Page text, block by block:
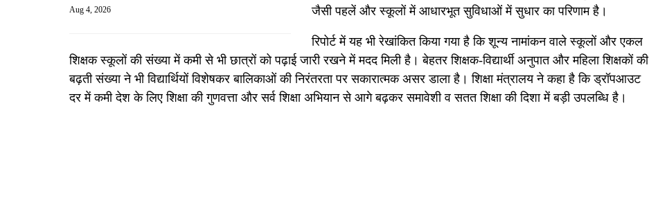
Aug 4, 2026
जैसी पहलें और स्कूलों में आधारभूत सुविधाओं में सुधार का परिणाम है।
रिपोर्ट में यह भी रेखांकित किया गया है कि शून्य नामांकन वाले स्कूलों और एकल
शिक्षक स्कूलों की संख्या में कमी से भी छात्रों को पढ़ाई जारी रखने में मदद मिली है। बेहतर शिक्षक-विद्यार्थी अनुपात और महिला शिक्षकों की
बढ़ती संख्या ने भी विद्यार्थियों विशेषकर बालिकाओं की निरंतरता पर सकारात्मक असर डाला है। शिक्षा मंत्रालय ने कहा है कि ड्रॉपआउट
दर में कमी देश के लिए शिक्षा की गुणवत्ता और सर्व शिक्षा अभियान से आगे बढ़कर समावेशी व सतत शिक्षा की दिशा में बड़ी उपलब्धि है।